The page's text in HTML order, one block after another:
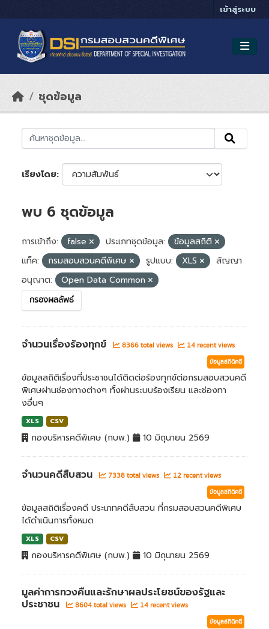
เข้าสู่ระบบ
ชุดข้อมูล
เรียงโดย
พบ 6 ชุดข้อมูล
การเข้าถึง: false ประเภทชุดข้อมูล:
ข้อมูลสถิติ
แท็ค:
กรมสอบสวนคดีพิเศษ รูปแบบ: XLS
สัญญา
อนุญาต:
Open Data Common
กรองผลลัพธ์
จำนวนเรื่องร้องทุกข์ 8366 total views 14 recent views
ข้อมูลสถิติคดี
ข้อมูลสถิติเรื่องที่ประชาชนได้ติดต่อร้องทุกข์ต่อกรมสอบสวนคดี
พิเศษผ่านช่องทางต่างๆ ทั้งผ่านระบบร้องเรียน และช่องทา
งอื่นๆ
XLS CSV
กองบริหารคดีพิเศษ (กบพ.) 10 มิถุนายน 2569
จำนวนคดีสืบสวน 7338 total views 12 recent views
ข้อมูลสถิติคดี
ข้อมูลสถิติเรื่องคดี ประเภทคดีสืบสวน ที่กรมสอบสวนคดีพิเศษ
ได้ดำเนินการทั้งหมด
XLS CSV
กองบริหารคดีพิเศษ (กบพ.) 10 มิถุนายน 2569
มูลค่าการทวงคืนและรักษาผลประโยชน์ของรัฐและ
ประชาชน
8604 total views 14 recent views
ข้อมูลสถิติคดี